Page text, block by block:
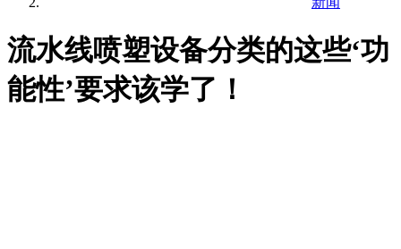
流水线喷塑设备分类的这些‘功
能性’要求该学了！